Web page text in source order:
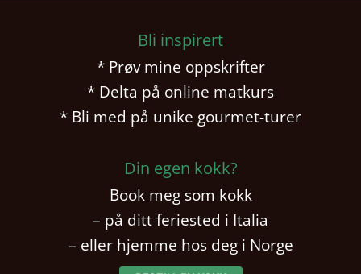
Bli inspirert
* Prøv mine oppskrifter
* Delta på online matkurs
* Bli med på unike gourmet-turer
Din egen kokk?
Book meg som kokk
– på ditt feriested i Italia
– eller hjemme hos deg i Norge